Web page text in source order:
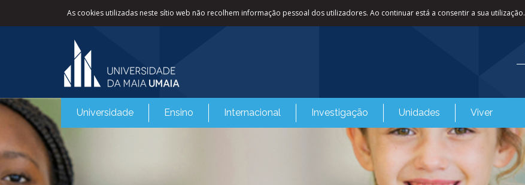
As cookies utilizadas neste sítio web não recolhem informação pessoal dos utilizadores. Ao continuar está a consentir a sua utilização.
Universidade Ensino Internacional Investigação Unidades Viver